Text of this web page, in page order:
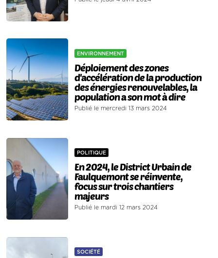
ENVIRONNEMENT
Déploiement des zones
d'accélération de la production
des énergies renouvelables, la
population a son mot à dire
Publié le mercredi 13 mars 2024
POLITIQUE
En 2024, le District Urbain de
Faulquemont se réinvente,
focus sur trois chantiers
majeurs
Publié le mardi 12 mars 2024
SOCIÉTÉ